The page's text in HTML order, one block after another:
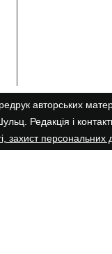
авторських
Редакція і
захист